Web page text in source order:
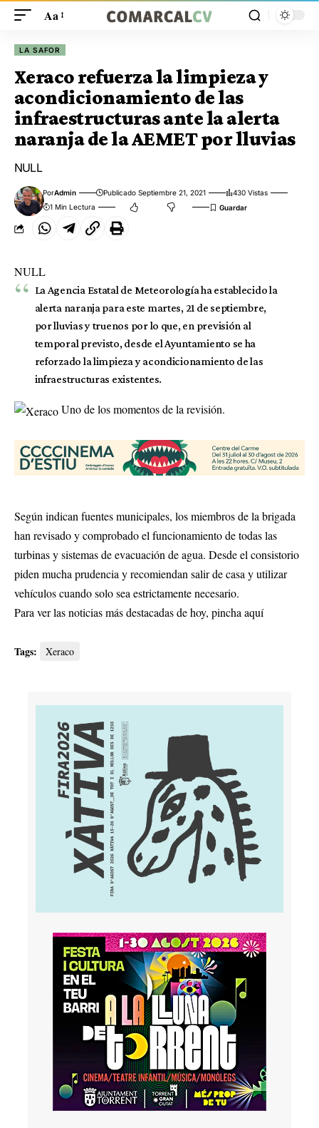
Aa
LA SAFOR
Xeraco refuerza la limpieza y
acondicionamiento de las
infraestructuras ante la alerta
naranja de la AEMET por lluvias
NULL
PorAdmin Publicado Septiembre 21, 2021
430 Vistas
1 Min Lectura
NULL
La Agencia Estatal de Meteorología ha establecido la
alerta naranja para este martes, 21 de septiembre,
por lluvias y truenos por lo que, en previsión al
temporal previsto, desde el Ayuntamiento se ha
reforzado la limpieza y acondicionamiento de las
infraestructuras existentes.
Uno de los momentos de la revisión.
Según indican fuentes municipales, los miembros de la brigada
han revisado y comprobado el funcionamiento de todas las
turbinas y sistemas de evacuación de agua. Desde el consistorio
piden mucha prudencia y recomiendan salir de casa y utilizar
vehículos cuando solo sea estrictamente necesario.
Para ver las noticias más destacadas de hoy, pincha aquí
Tags: Xeraco